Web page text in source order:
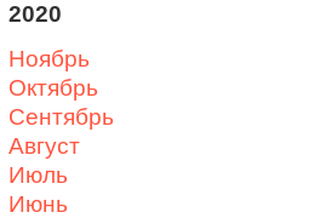
2020
ноябрь
октябрь
сентябрь
август
июль
июнь